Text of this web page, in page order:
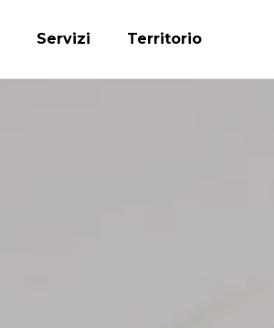
Servizi Territorio